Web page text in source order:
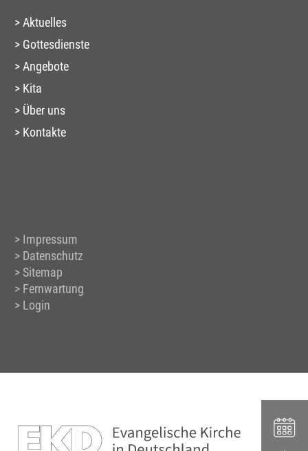
Aktuelles
Gottesdienste
Angebote
Kita
Über uns
Kontakte
Impressum
Datenschutz
Sitemap
Fernwartung
Login